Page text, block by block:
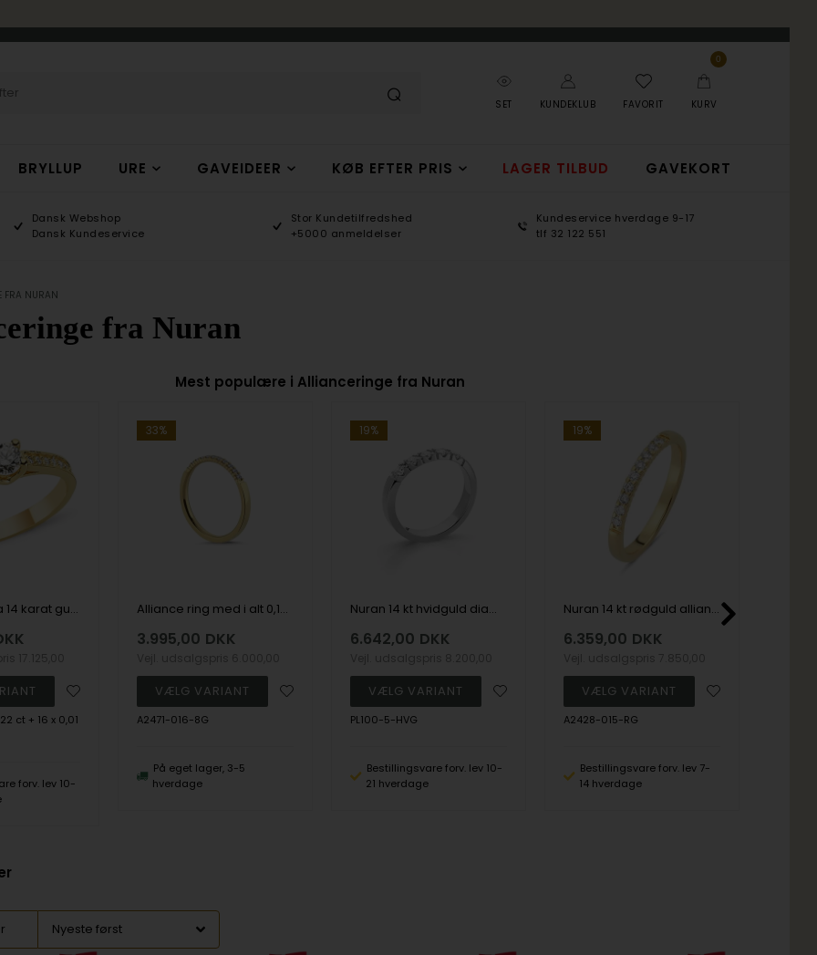
SET KUNDEKLUB FAVORIT
0
KURV
BRYLLUP URE GAVEIDEER KØB EFTER PRIS LAGER TILBUD GAVEKORT
Dansk Webshop
Dansk Kundeservice
Stor Kundetilfredshed
+5000 anmeldelser
Kundeservice hverdage 9-17
tlf 32 122 551
FRA NURAN
fra Nuran
Mest populære i Allianceringe fra Nuran
Solitaire Bella 14 karat guld ring med 0,38 carat brillanter
ct + 16 x 0,01
forv. lev 10-
33%
Alliance ring med i alt 0,16 ct diamanter Wesselton SI
3.995,00 DKK
A2471-016-8G
På eget lager, 3-5
hverdage
19%
Nuran 14 kt hvidguld diamant alliance ring, fra Nuran Classic serien med 5 stk 0,02 ct diamanter Wesselton / SI
6.642,00 DKK
PL100-5-HVG
Bestillingsvare forv. lev 10-
21 hverdage
19%
Nuran 14 kt rødguld alliance ring, med 9 stk 0,016 ct Wesselton / SI-Lucca
6.359,00 DKK
A2428-015-RG
Bestillingsvare forv. lev 7-
14 hverdage